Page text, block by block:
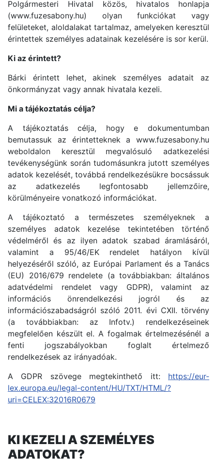
Polgármesteri Hivatal közös, hivatalos honlapja
(www.fuzesabony.hu) olyan funkciókat vagy
felületeket, aloldalakat tartalmaz, amelyeken keresztül
érintettek személyes adatainak kezelésére is sor kerül.
Ki az érintett?
Bárki érintett lehet, akinek személyes adatait az
önkormányzat vagy annak hivatala kezeli.
Mi a tájékoztatás célja?
A tájékoztatás célja, hogy e dokumentumban
bemutassuk az érintetteknek a www.fuzesabony.hu
weboldalon keresztül megvalósuló adatkezelési
tevékenységünk során tudomásunkra jutott személyes
adatok kezelését, továbbá rendelkezésükre bocsássuk
az adatkezelés legfontosabb jellemzőire,
körülményeire vonatkozó információkat.
A tájékoztató a természetes személyeknek a
személyes adatok kezelése tekintetében történő
védelméről és az ilyen adatok szabad áramlásáról,
valamint a 95/46/EK rendelet hatályon kívül
helyezéséről szóló, az Európai Parlament és a Tanács
(EU) 2016/679 rendelete (a továbbiakban: általános
adatvédelmi rendelet vagy GDPR), valamint az
információs önrendelkezési jogról és az
információszabadságról szóló 2011. évi CXII. törvény
(a továbbiakban: az Infotv.) rendelkezéseinek
megfelelően készült el. A fogalmak értelmezésénél a
fenti jogszabályokban foglalt értelmező
rendelkezések az irányadóak.
A GDPR szövege megtekinthető itt: https://eur-
lex.europa.eu/legal-content/HU/TXT/HTML/?
uri=CELEX:32016R0679
KI KEZELI A SZEMÉLYES
ADATOKAT?